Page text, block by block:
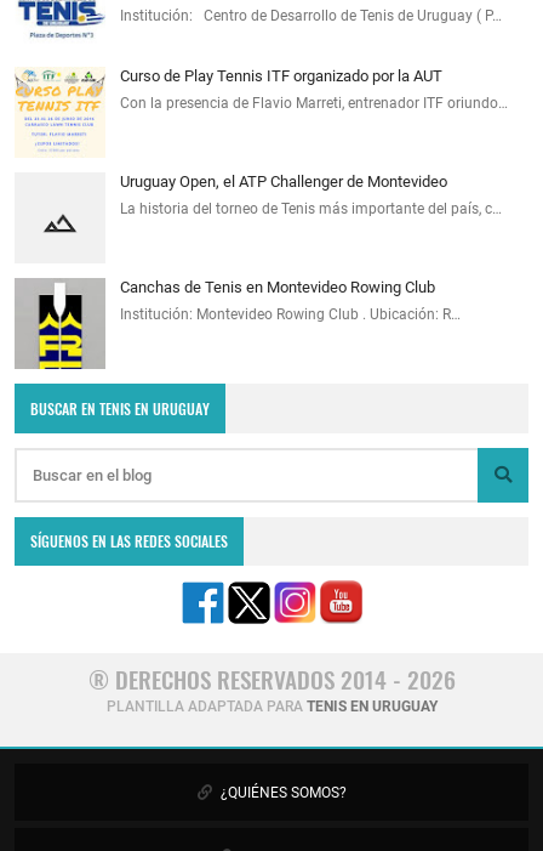
Institución: Centro de Desarrollo de Tenis de Uruguay ( P…
Curso de Play Tennis ITF organizado por la AUT
Con la presencia de Flavio Marreti, entrenador ITF oriundo…
Uruguay Open, el ATP Challenger de Montevideo
La historia del torneo de Tenis más importante del país, c…
Canchas de Tenis en Montevideo Rowing Club
Institución: Montevideo Rowing Club . Ubicación: R…
BUSCAR EN TENIS EN URUGUAY
SÍGUENOS EN LAS REDES SOCIALES
® DERECHOS RESERVADOS 2014 - 2026
PLANTILLA ADAPTADA PARA TENIS EN URUGUAY
¿QUIÉNES SOMOS?